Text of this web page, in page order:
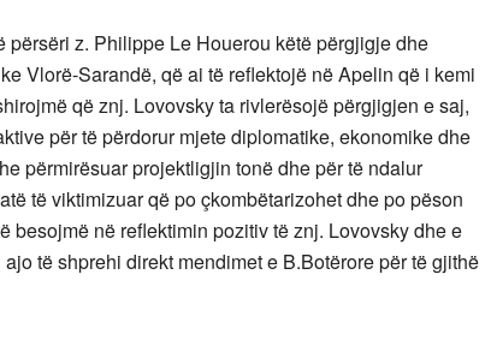
përsëri z. Philippe Le Houerou këtë përgjigje dhe
Vlorë-Sarandë, që ai të reflektojë në Apelin që i kemi
që znj. Lovovsky ta rivlerësojë përgjigjen e saj,
për të përdorur mjete diplomatike, ekonomike dhe
përmirësuar projektligjin tonë dhe për të ndalur
të viktimizuar që po çkombëtarizohet dhe po pëson
besojmë në reflektimin pozitiv të znj. Lovovsky dhe e
të shprehi direkt mendimet e B.Botërore për të gjithë